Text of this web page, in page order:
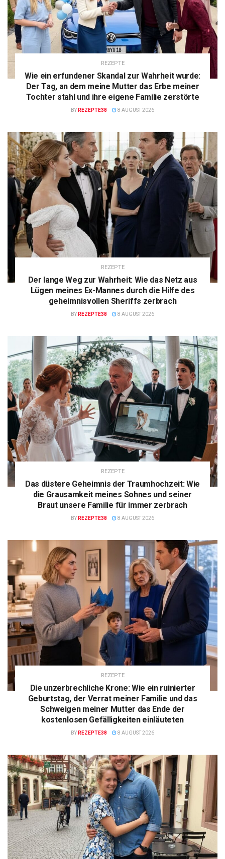
REZEPTE
Wie ein erfundener Skandal zur Wahrheit wurde:
Der Tag, an dem meine Mutter das Erbe meiner
Tochter stahl und ihre eigene Familie zerstörte
BY REZEPTE38 8 AUGUST 2026
REZEPTE
Der lange Weg zur Wahrheit: Wie das Netz aus
Lügen meines Ex-Mannes durch die Hilfe des
geheimnisvollen Sheriffs zerbrach
BY REZEPTE38 8 AUGUST 2026
REZEPTE
Das düstere Geheimnis der Traumhochzeit: Wie
die Grausamkeit meines Sohnes und seiner
Braut unsere Familie für immer zerbrach
BY REZEPTE38 8 AUGUST 2026
REZEPTE
Die unzerbrechliche Krone: Wie ein ruinierter
Geburtstag, der Verrat meiner Familie und das
Schweigen meiner Mutter das Ende der
kostenlosen Gefälligkeiten einläuteten
BY REZEPTE38 8 AUGUST 2026